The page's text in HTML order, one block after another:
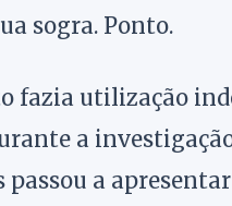
sogra. Ponto.
fazia utilização
a
a